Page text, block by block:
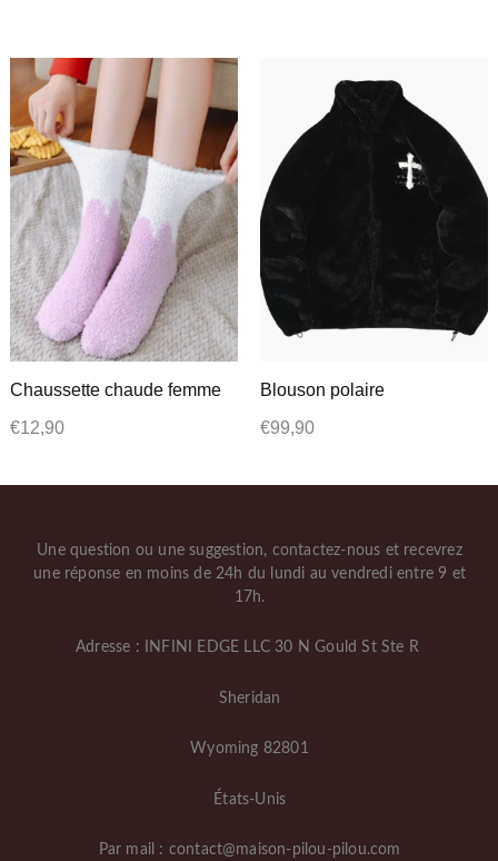
Chaussette chaude femme
€12,90
Blouson polaire
€99,90
Une question ou une suggestion, contactez-nous et recevrez
une réponse en moins de 24h du lundi au vendredi entre 9 et
17h.
Adresse : INFINI EDGE LLC 30 N Gould St Ste R
Sheridan
Wyoming 82801
États-Unis
Par mail : contact@maison-pilou-pilou.com